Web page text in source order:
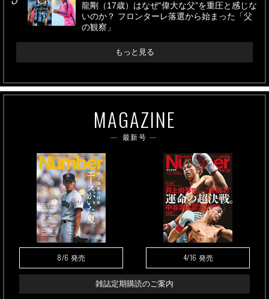
龍剛（17歳）はなぜ“偉大な父”を重圧と感じな
いのか？ フロンターレ落選から始まった「父
の観察」
もっと見る
MAGAZINE
最新号
8/6 発売 4/16 発売
雑誌定期購読のご案内